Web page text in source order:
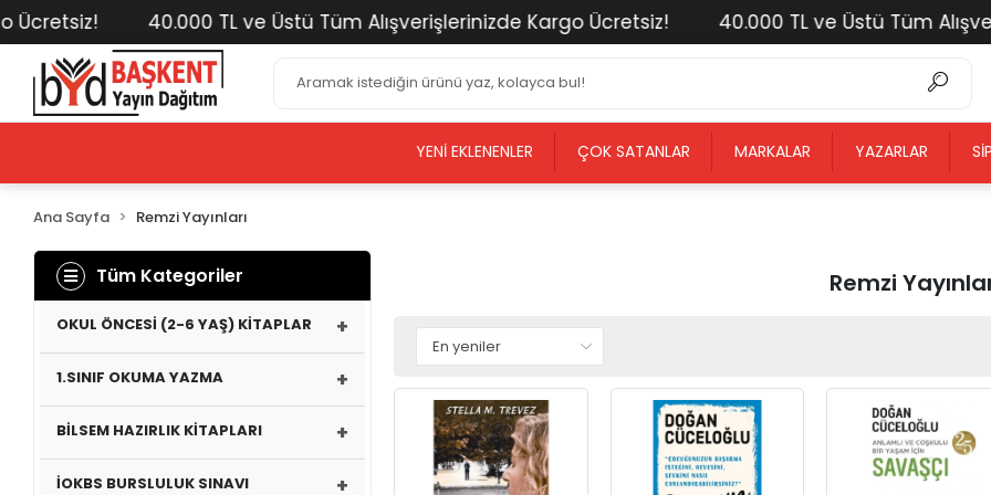
40.000 TL ve Üstü Tüm Alışverişlerinizde Kargo Ücretsiz! 40.000 TL ve Üstü Tüm
YENI EKLENENLER ÇOK SATANLAR MARKALAR YAZARLAR
Ana Sayfa Remzi Yayınları
Tüm Kategoriler
OKUL ÖNCESİ (2-6 YAŞ) KİTAPLAR +
1.SINIF OKUMA YAZMA +
BİLSEM HAZIRLIK KİTAPLARI +
İOKBS BURSLULUK SINAVI +
Remzi